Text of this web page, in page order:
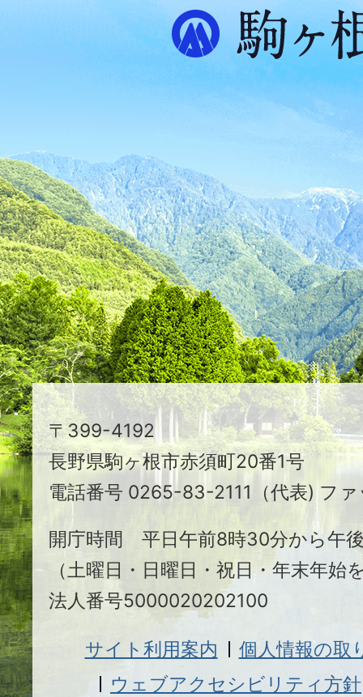
ル
プ
ス
が
た
つ
映
え
る
ま
ち
駒
ヶ
根
市
〒399-4192
長野県駒ヶ根市赤須町20番1号
電話番号 0265-83-2111（代表) フ
開庁時間 平日午前8時30分から午
（土曜日・日曜日・祝日・年末年始
法人番号5000020202100
サイト利用案内
個人情報の取
ウェブアクセシビリティ方針